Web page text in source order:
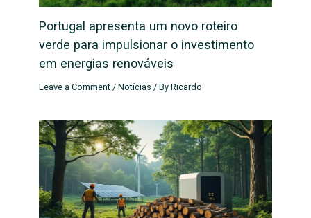
Portugal apresenta um novo roteiro
verde para impulsionar o investimento
em energias renováveis
Leave a Comment /Notícias / ByRicardo